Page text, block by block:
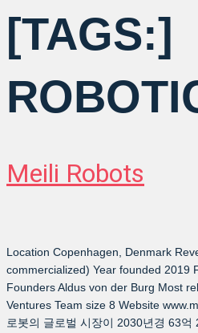
[TAGS:]
Meili Robots
Location Copenhagen, Denmark
commercialized) Year founded 2019
Founders Aldus von der Burg Most
Ventures Team size 8 Website
로봇의 글로벌 시장이 2030년경 63억